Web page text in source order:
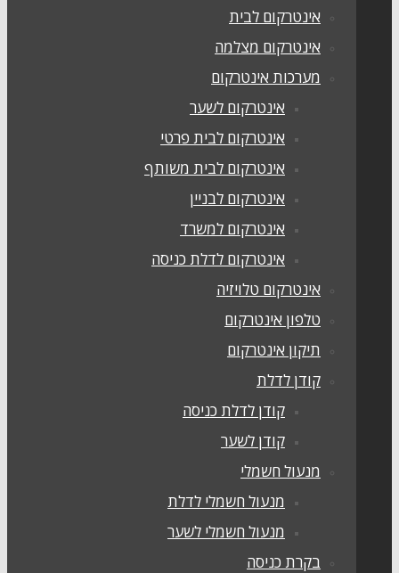
אינטרקום לבית
אינטרקום מצלמה
מערכות אינטרקום
אינטרקום לשער
אינטרקום לבית פרטי
אינטרקום לבית משותף
אינטרקום לבניין
אינטרקום למשרד
אינטרקום לדלת כניסה
אינטרקום טלויזיה
טלפון אינטרקום
תיקון אינטרקום
קודן לדלת
קודן לדלת כניסה
קודן לשער
מנעול חשמלי
מנעול חשמלי לדלת
מנעול חשמלי לשער
בקרת כניסה